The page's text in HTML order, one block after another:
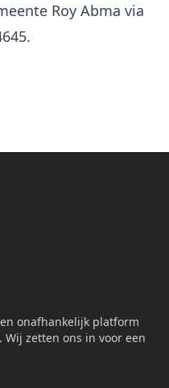
Roy Abma via
onafhankelijk platform
zetten ons in voor een